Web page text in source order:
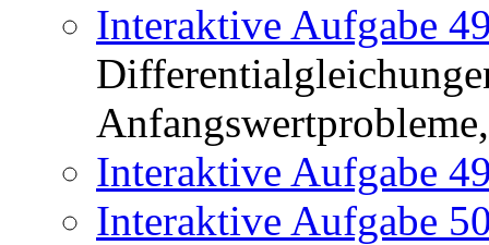
Interaktive Aufgabe
Interaktive Aufgabe
Interaktive Aufgabe